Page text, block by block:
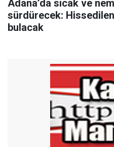
Adana’da sıcak ve
sürdürecek:
bulacak